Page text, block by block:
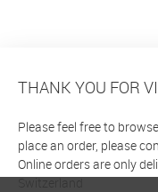
THANK YOU FOR
Please feel free to
place an order, please
Online orders are only
Switzerland